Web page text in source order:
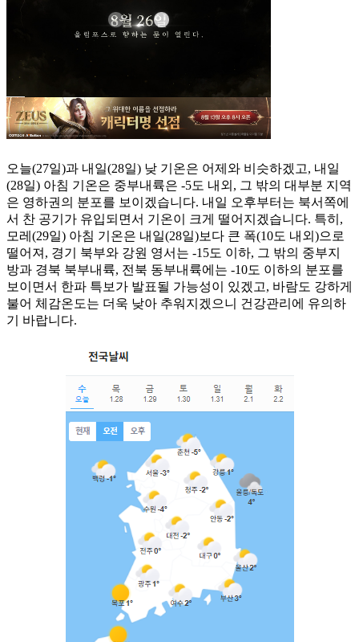
오늘(27일)과 내일(28일) 낮 기온은 어제와 비슷하겠고, 내일
(28일) 아침 기온은 중부내륙은 -5도 내외, 그 밖의 대부분 지역
은 영하권의 분포를 보이겠습니다. 내일 오후부터는 북서쪽에
서 찬 공기가 유입되면서 기온이 크게 떨어지겠습니다. 특히,
모레(29일) 아침 기온은 내일(28일)보다 큰 폭(10도 내외)으로
떨어져, 경기 북부와 강원 영서는 -15도 이하, 그 밖의 중부지
방과 경북 북부내륙, 전북 동부내륙에는 -10도 이하의 분포를
보이면서 한파 특보가 발표될 가능성이 있겠고, 바람도 강하게
불어 체감온도는 더욱 낮아 추워지겠으니 건강관리에 유의하
기 바랍니다.